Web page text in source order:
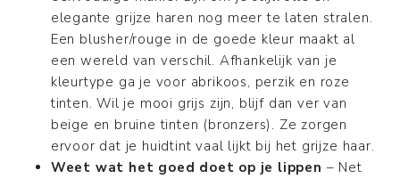
elegante grijze haren nog meer te laten stralen.
Een blusher/rouge in de goede kleur maakt al
een wereld van verschil. Afhankelijk van je
kleurtype ga je voor abrikoos, perzik en roze
tinten. Wil je mooi grijs zijn, blijf dan ver van
beige en bruine tinten (bronzers). Ze zorgen
ervoor dat je huidtint vaal lijkt bij het grijze haar.
Weet wat het goed doet op je lippen – Net